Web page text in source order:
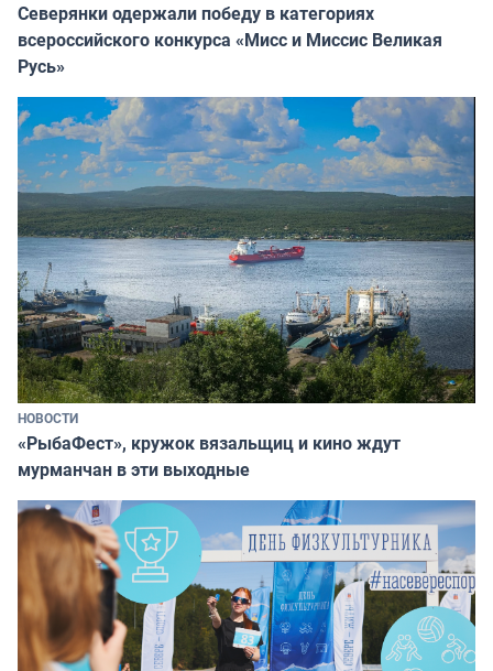
Северянки одержали победу в категориях
всероссийского конкурса «Мисс и Миссис Великая
Русь»
НОВОСТИ
«РыбаФест», кружок вязальщиц и кино ждут
мурманчан в эти выходные